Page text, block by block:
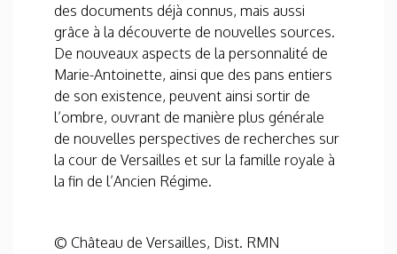
des documents déjà connus, mais aussi
grâce à la découverte de nouvelles sources.
De nouveaux aspects de la personnalité de
Marie-Antoinette, ainsi que des pans entiers
de son existence, peuvent ainsi sortir de
l’ombre, ouvrant de manière plus générale
de nouvelles perspectives de recherches sur
la cour de Versailles et sur la famille royale à
la fin de l’Ancien Régime.
© Château de Versailles, Dist. RMN